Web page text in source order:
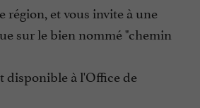
région, et vous invite à une
sur le bien nommé "chemin
disponible à l'Office de